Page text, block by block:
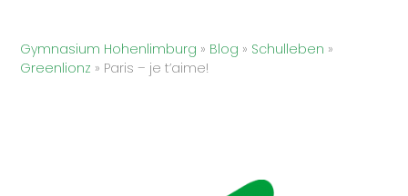
Gymnasium Hohenlimburg » Blog » Schulleben »
Greenlionz » Paris – je t’aime!